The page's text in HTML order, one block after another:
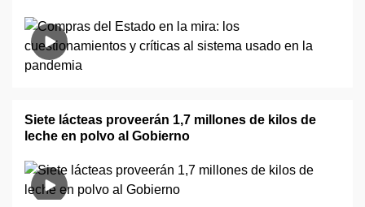
Siete lácteas proveerán 1,7 millones de kilos de
leche en polvo al Gobierno